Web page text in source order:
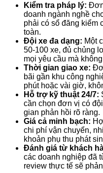
Kiểm tra pháp lý:
doanh ngành nghề
phải có sổ đăng kiểm
toàn.
Đội xe đa dạng: Một
50-100 xe, đủ chủng
mọi yêu cầu mà
Thời gian giao xe:
bãi gần khu công
phút hoặc vài giờ,
Hỗ trợ kỹ thuật 24/7:
cần chọn đơn vị có
gian phản hồi rõ ràng.
Giá cả minh bạch:
chi phí vận chuyển,
khoản phụ thu phát
Đánh giá từ khách
các doanh nghiệp đã
review thực tế sẽ